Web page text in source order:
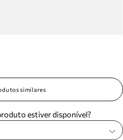
similares
estiver disponível?